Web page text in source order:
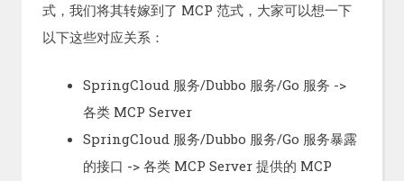
式，我们将其转嫁到了 MCP 范式，大家可以想一下
以下这些对应关系：
SpringCloud 服务/Dubbo 服务/Go 服务 ->
各类 MCP Server
SpringCloud 服务/Dubbo 服务/Go 服务暴露
的接口 -> 各类 MCP Server 提供的 MCP